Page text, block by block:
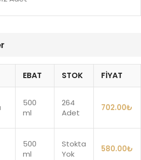
EBAT STOK FIYAT
500
ml
264
Adet
702.00₺
500
ml
Stokta
Yok
580.00₺